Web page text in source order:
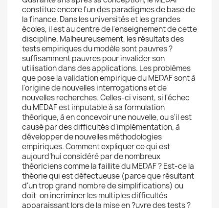
constitue encore l'un des paradigmes de base de
la finance. Dans les universités et les grandes
écoles, il est au centre de l'enseignement de cette
discipline. Malheureusement, les résultats des
tests empiriques du modèle sont pauvres ?
suffisamment pauvres pour invalider son
utilisation dans des applications. Les problèmes
que pose la validation empirique du MEDAF sont à
l'origine de nouvelles interrogations et de
nouvelles recherches. Celles-ci visent, si l'échec
du MEDAF est imputable à sa formulation
théorique, à en concevoir une nouvelle, ou s'il est
causé par des difficultés d'implémentation, à
développer de nouvelles méthodologies
empiriques. Comment expliquer ce qui est
aujourd'hui considéré par de nombreux
théoriciens comme la faillite du MEDAF ? Est-ce la
théorie qui est défectueuse (parce que résultant
d'un trop grand nombre de simplifications) ou
doit-on incriminer les multiples difficultés
apparaissant lors de la mise en ?uvre des tests ?